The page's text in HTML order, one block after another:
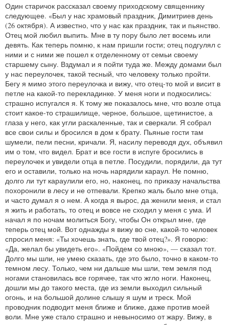
Один старичок рассказал своему приходскому священнику
следующее. «Был у нас храмовый праздник, Димитриев день
(26 октября). А известно, что у нас как праздник, так и пьянство.
Отец мой любил выпить. Мне в ту пору было лет восемь или
девять. Как теперь помню, к нам пришли гости; отец подгулял с
ними и с ними же пошел к отделенному от семьи своему
старшему сыну. Вздумал и я пойти туда же. Между домами был
у нас переулочек, такой тесный, что человеку только пройти.
Бегу я мимо этого переулочка и вижу, что отец-то мой и висит в
петле на какой-то перекладинке. У меня ноги и подкосились:
страшно испугался я. К тому же показалось мне, что возле отца
стоит какое-то страшилище, черное, большое, щетинистое, а
глаза у него, как угли раскаленные, так и сверкали. Я собрал
все свои силы и бросился в дом к брату. Пьяные гости там
шумели, пели песни, кричали. Я, насилу переводя дух, объявил
им о том, что видел. Брат и все гости в испуге бросились в
переулочек и увидели отца в петле. Посудили, порядили, да тут
его и оставили, только на ночь нарядили караул. Не помню,
долго ли тут караулили его, но, наконец, по приказу начальства
похоронили в лесу и не отпевали. Крепко жаль было мне отца,
и часто думал я о нем. А когда я вырос, да женили меня, и стал
я жить и работать, то отец и вовсе не сходил у меня с ума. И
начал я по ночам молиться Богу, чтобы Он открыл мне, где
теперь отец мой. Вот однажды я вижу во сне, какой-то человек
спросил меня: «Ты хочешь знать, где твой отец?». Я говорю:
«Да, желал бы увидеть его». «Пойдем со мною», — сказал тот.
Долго мы шли, не умею сказать, где это было, точно в каком-то
темном лесу. Только, чем ни дальше мы шли, тем земля под
ногами становилась все горячее, так что жгло ноги. Наконец,
дошли мы до такого места, где из земли выходил сильный
огонь, и на большой долине слышу я шум и треск. Мой
проводник подводит меня ближе и ближе, даже против моей
воли. Мне уже стало страшно и невыносимо от жару. Вижу, в